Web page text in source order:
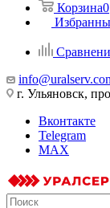
Корзина0
г. Ульяновск,
Вконтакте
Telegram
MAX